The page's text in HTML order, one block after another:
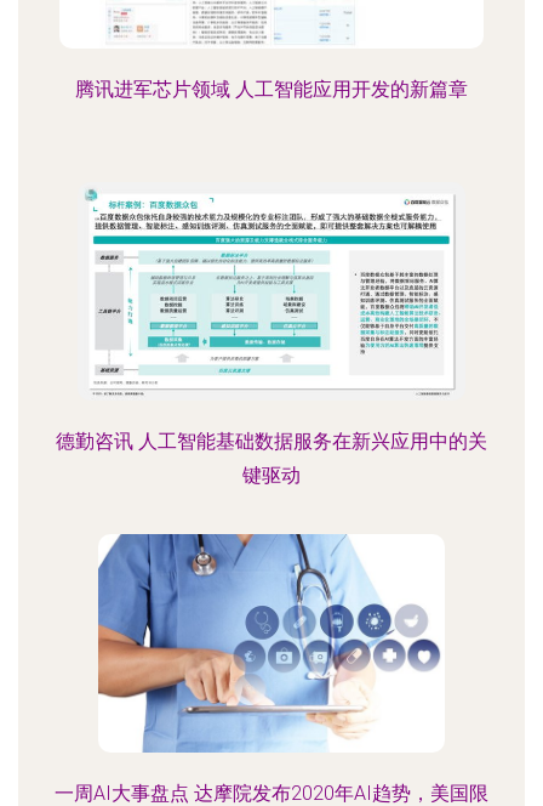
腾讯进军芯片领域 人工智能应用开发的新篇章
德勤咨讯 人工智能基础数据服务在新兴应用中的关
键驱动
一周AI大事盘点 达摩院发布2020年AI趋势，美国限